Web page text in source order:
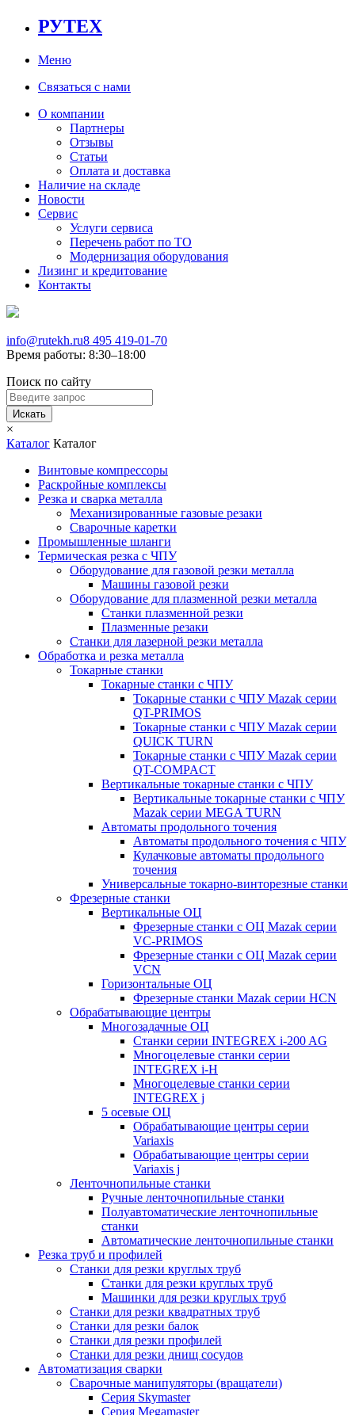
РУТЕХ
Меню
Связаться с нами
О компании
Партнеры
Отзывы
Статьи
Оплата и доставка
Наличие на складе
Новости
Сервис
Услуги сервиса
Перечень работ по ТО
Модернизация оборудования
Лизинг и кредитование
Контакты
info@rutekh.ru8 495 419-01-70
Время работы: 8:30–18:00
Поиск по сайту
Искать
×
Каталог Каталог
Винтовые компрессоры
Раскройные комплексы
Резка и сварка металла
Механизированные газовые резаки
Сварочные каретки
Промышленные шланги
Термическая резка с ЧПУ
Оборудование для газовой резки металла
Машины газовой резки
Оборудование для плазменной резки металла
Станки плазменной резки
Плазменные резаки
Станки для лазерной резки металла
Обработка и резка металла
Токарные станки
Токарные станки с ЧПУ
Токарные станки с ЧПУ Mazak серии
QT-PRIMOS
Токарные станки с ЧПУ Mazak серии
QUICK TURN
Токарные станки с ЧПУ Mazak серии
QT-COMPACT
Вертикальные токарные станки с ЧПУ
Вертикальные токарные станки с ЧПУ
Mazak серии MEGA TURN
Автоматы продольного точения
Автоматы продольного точения с ЧПУ
Кулачковые автоматы продольного
точения
Универсальные токарно-винторезные станки
Фрезерные станки
Вертикальные ОЦ
Фрезерные станки с ОЦ Mazak серии
VC-PRIMOS
Фрезерные станки с ОЦ Mazak серии
VCN
Горизонтальные ОЦ
Фрезерные станки Mazak серии HCN
Обрабатывающие центры
Многозадачные ОЦ
Cтанки серии INTEGREX i-200 AG
Многоцелевые станки серии
INTEGREX i-H
Многоцелевые станки серии
INTEGREX j
5 осевые ОЦ
Обрабатывающие центры серии
Variaxis
Обрабатывающие центры серии
Variaxis j
Ленточнопильные станки
Ручные ленточнопильные станки
Полуавтоматические ленточнопильные
станки
Автоматические ленточнопильные станки
Резка труб и профилей
Станки для резки круглых труб
Станки для резки круглых труб
Машинки для резки круглых труб
Станки для резки квадратных труб
Станки для резки балок
Станки для резки профилей
Станки для резки днищ сосудов
Автоматизация сварки
Сварочные манипуляторы (вращатели)
Серия Skymaster
Серия Megamaster